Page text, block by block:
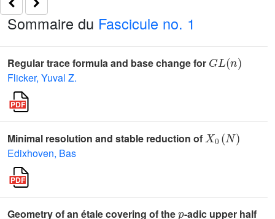
Sommaire du Fascicule no. 1
Regular trace formula and base change for
n )
Flicker, Yuval Z.
Minimal resolution and stable reduction of
N
Edixhoven, Bas
Geometry of an étale covering of the -adic upper half